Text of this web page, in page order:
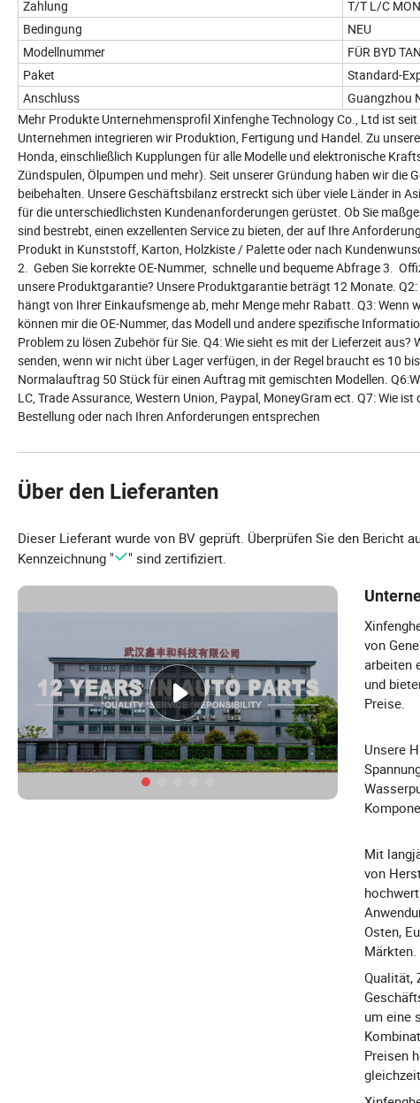
Zahlung
T/T L/C
Bedingung
NEU
Modellnummer
FÜR BYD
Paket
Standard-
Anschluss
Guangzhou
Mehr Produkte Unternehmensprofil Xinfenghe Technology Co., Ltd ist
Unternehmen integrieren wir Produktion, Fertigung und Handel. Zu
Honda, einschließlich Kupplungen für alle Modelle und elektronische
Zündspulen, Ölpumpen und mehr). Seit unserer Gründung haben wir die
beibehalten. Unsere Geschäftsbilanz erstreckt sich über viele Länder in
für die unterschiedlichsten Kundenanforderungen gerüstet. Ob Sie
sind bestrebt, einen exzellenten Service zu bieten, der auf Ihre
Produkt in Kunststoff, Karton, Holzkiste / Palette oder nach
2. Geben Sie korrekte OE-Nummer, schnelle und bequeme Abfrage 3.
unsere Produktgarantie? Unsere Produktgarantie beträgt 12 Monate.
hängt von Ihrer Einkaufsmenge ab, mehr Menge mehr Rabatt. Q3:
können mir die OE-Nummer, das Modell und andere spezifische
Problem zu lösen Zubehör für Sie. Q4: Wie sieht es mit der Lieferzeit
senden, wenn wir nicht über Lager verfügen, in der Regel braucht es 10
Normalauftrag 50 Stück für einen Auftrag mit gemischten Modellen.
LC, Trade Assurance, Western Union, Paypal, MoneyGram ect. Q7: Wie
Bestellung oder nach Ihren Anforderungen entsprechen
Über den Lieferanten
Dieser Lieferant wurde von BV geprüft. Überprüfen Sie den Bericht
Kennzeichnung "
" sind zertifiziert.
von
arbeiten
und
Preise.
Unsere
Mit
von
Osten,
Märkten.
Qualität,
um eine
Preisen